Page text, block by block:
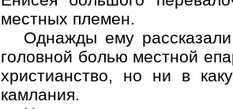
местных племен.
Однажды ему
головной болью местной
христианство, но ни в
камлания.